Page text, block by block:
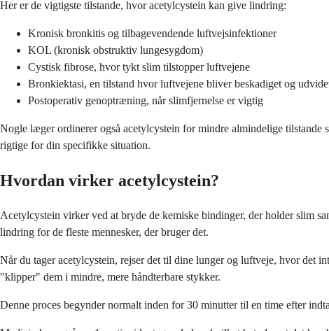
Her er de vigtigste tilstande, hvor acetylcystein kan give lindring:
Kronisk bronkitis og tilbagevendende luftvejsinfektioner
KOL (kronisk obstruktiv lungesygdom)
Cystisk fibrose, hvor tykt slim tilstopper luftvejene
Bronkiektasi, en tilstand hvor luftvejene bliver beskadiget og
Postoperativ genoptræning, når slimfjernelse er vigtig
Nogle læger ordinerer også acetylcystein for mindre almindelige
rigtige for din specifikke situation.
Hvordan virker acetylcystein?
Acetylcystein virker ved at bryde de kemiske bindinger, der holder slim
lindring for de fleste mennesker, der bruger det.
Når du tager acetylcystein, rejser det til dine lunger og luftveje, hvor det
"klipper" dem i mindre, mere håndterbare stykker.
Denne proces begynder normalt inden for 30 minutter til en time efter